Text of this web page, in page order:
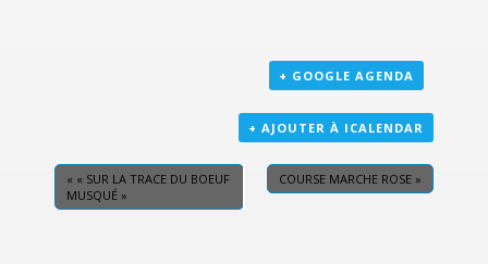
+ GOOGLE AGENDA
+ AJOUTER À ICALENDAR
« « SUR LA TRACE DU BOEUF
MUSQUÉ »
COURSE MARCHE ROSE »